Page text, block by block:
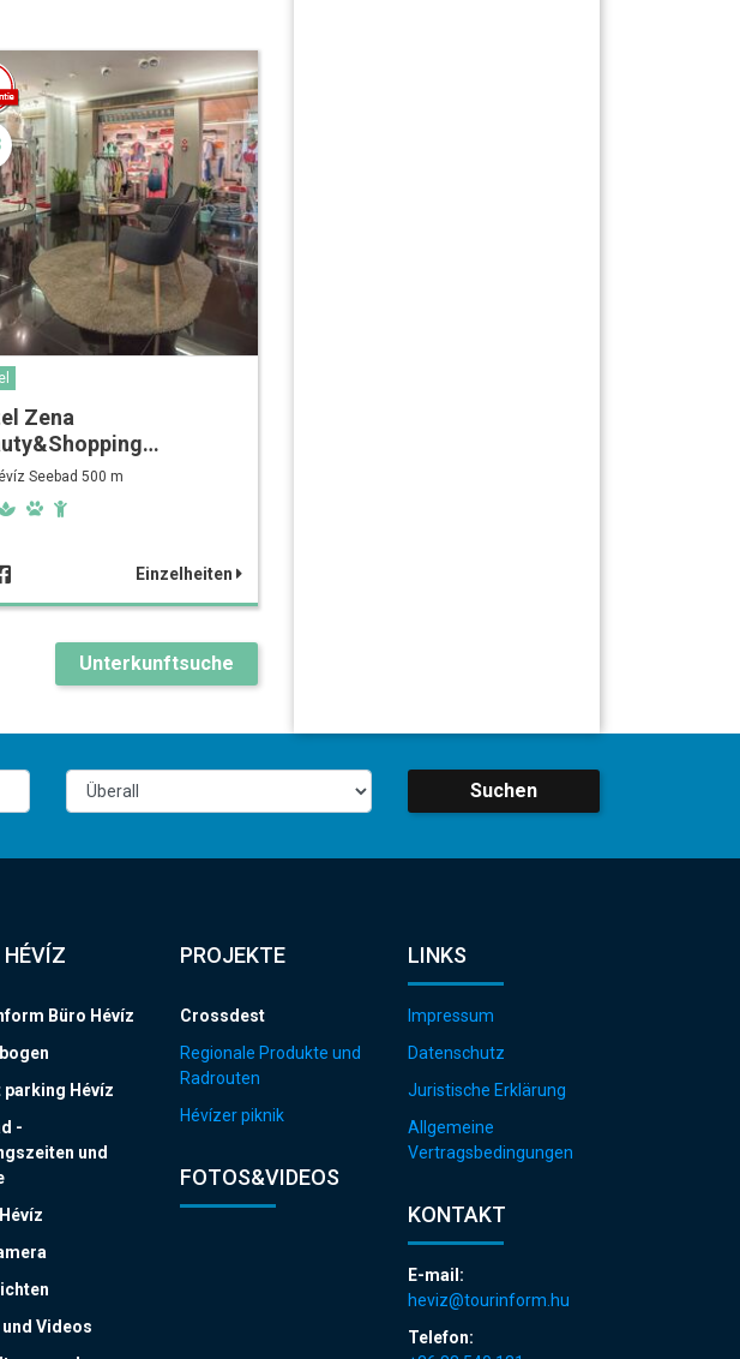
Zena
Seebad 500 m
Einzelheiten
Unterkunftsuche
Suchen
HÉVÍZ
Büro Hévíz
parking Hévíz
-
und
und Videos
PROJEKTE
Crossdest
Regionale Produkte und
Radrouten
Hévízer piknik
FOTOS&VIDEOS
LINKS
Impressum
Datenschutz
Juristische Erklärung
Allgemeine
Vertragsbedingungen
KONTAKT
E-mail:
heviz@tourinform.hu
Telefon: